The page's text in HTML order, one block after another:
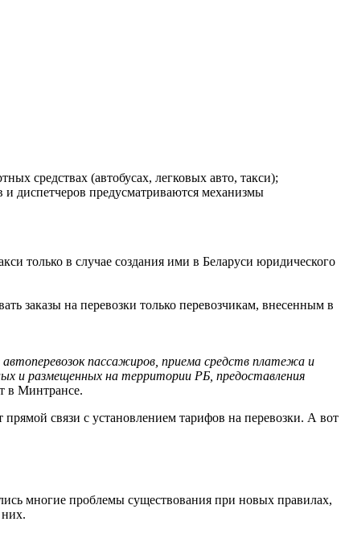
средствах (автобусах, легковых авто, такси);
и диспетчеров предусматриваются механизмы
только в случае создания ими в Беларуси юридического
заказы на перевозки только перевозчикам, внесенным в
пассажиров, приема средств платежа и
и размещенных на территории РБ, предоставления
в Минтрансе.
связи с установлением тарифов на перевозки. А вот
многие проблемы существования при новых правилах,